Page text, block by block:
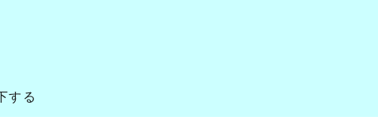
する